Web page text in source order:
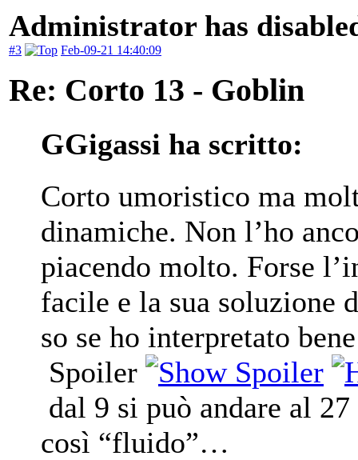
Administrator has
#3 Feb-09-21 14:40:09
Re: Corto 13 - Goblin
GGigassi ha scritto:
Corto umoristico ma
dinamiche. Non l’ho
piacendo molto. Forse
facile e la sua soluzione
so se ho interpretato
Spoiler
dal 9 si può andare al
così “fluido”…